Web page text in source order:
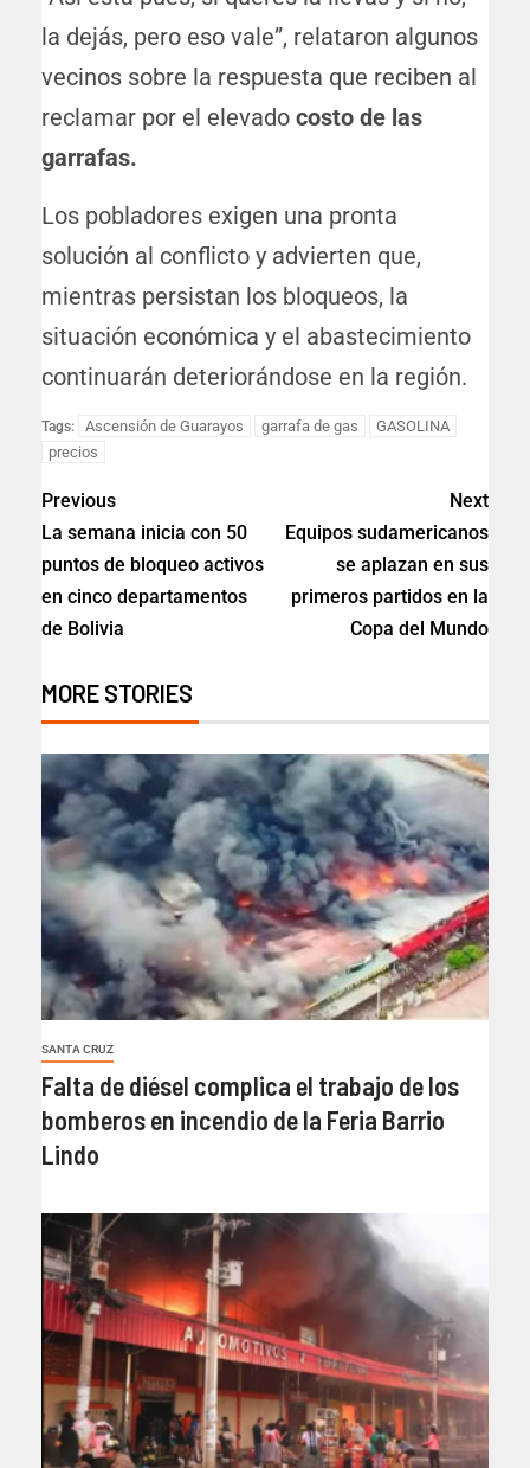
la dejás, pero eso vale”, relataron algunos
vecinos sobre la respuesta que reciben al
reclamar por el elevado costo de las
garrafas.
Los pobladores exigen una pronta
solución al conflicto y advierten que,
mientras persistan los bloqueos, la
situación económica y el abastecimiento
continuarán deteriorándose en la región.
Tags: Ascensión de Guarayos garrafa de gas
GASOLINA
precios
Previous
La semana inicia con 50
puntos de bloqueo activos
en cinco departamentos
de Bolivia
Next
Equipos sudamericanos
se aplazan en sus
primeros partidos en la
Copa del Mundo
MORE STORIES
SANTA CRUZ
Falta de diésel complica el trabajo de los
bomberos en incendio de la Feria Barrio
Lindo